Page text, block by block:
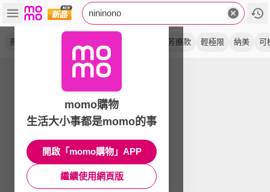
nininono
燕麥奶 芳療款 輕極限 納美 可
momo購物
生活大小事都是momo的事
開啟「momo購物」APP
繼續使用網頁版